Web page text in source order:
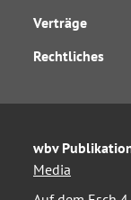
Verträge
Rechtliches
wbv
Media